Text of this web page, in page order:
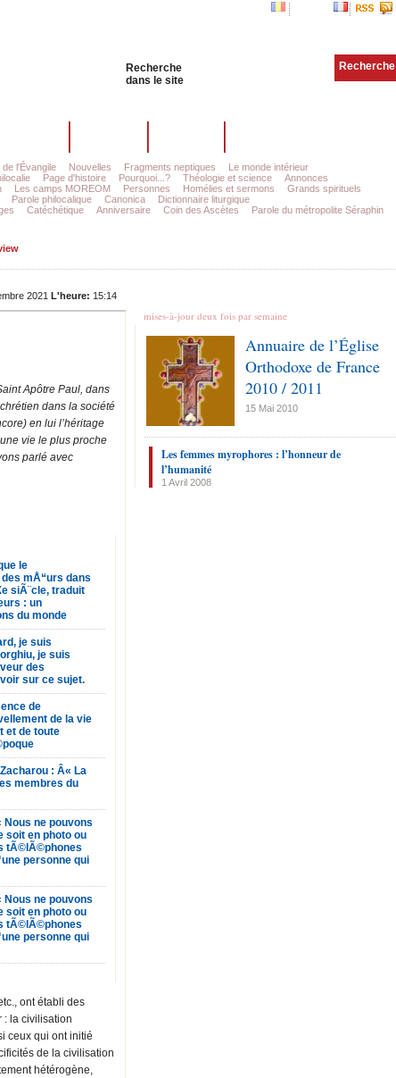
Recherche
dans le site
Recherche
de l'Évangile Nouvelles Fragments neptiques
Le monde intérieur
Page d'histoire Pourquoi...? Théologie et science
Annonces
Les camps MOREOM Personnes Homélies et sermons
Grands spirituels
Parole philocalique Canonica Dictionnaire liturgique
Catéchétique Anniversaire Coin des Ascètes
Parole du métropolite Séraphin
2021 L'heure: 15:14
Apôtre Paul, dans
dans la société
en lui l’héritage
vie le plus proche
parlé avec
le
mÅ“urs dans
siÃ¨cle, traduit
: un
du monde
je suis
je suis
des
sur ce sujet.
de
de la vie
et de toute
: Â« La
membres du
Nous ne pouvons
soit en photo ou
tÃ©lÃ©phones
personne qui
Nous ne pouvons
soit en photo ou
tÃ©lÃ©phones
personne qui
ont établi des
: la civilisation
ceux qui ont initié
de la civilisation
hétérogène,
mises-à-jour deux fois par semaine
Annuaire de l’Église
Orthodoxe de France
2010 / 2011
15 Mai 2010
Les femmes myrophores : l’honneur de
l’humanité
1 Avril 2008